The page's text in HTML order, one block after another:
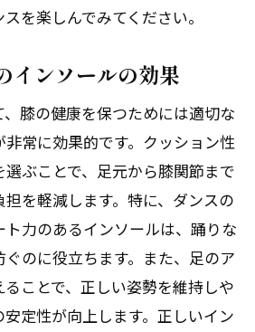
を楽しんでみてください。
インソールの効果
膝の健康を保つためには適切な
常に効果的です。クッション性
ぶことで、足元から膝関節まで
を軽減します。特に、ダンスの
力のあるインソールは、踊りな
のに役立ちます。また、足のア
ことで、正しい姿勢を維持しや
定性が向上します。正しいイン